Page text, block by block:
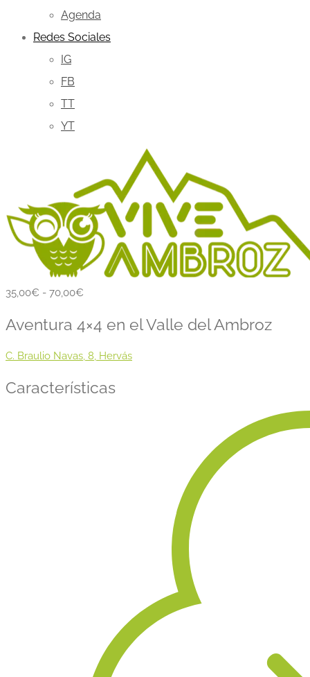
Agenda
Redes Sociales
IG
FB
TT
YT
35,00€ - 70,00€
Aventura 4×4 en el Valle del Ambroz
C. Braulio Navas, 8, Hervás
Características